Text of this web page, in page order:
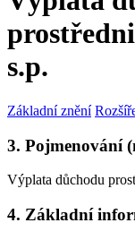
s.p.
Základní znění
3. Pojmenování
Výplata důchodu
4. Základní